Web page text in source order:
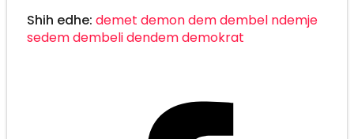
Shih edhe: demet demondemdembel ndemje
sedemdembelidendemdemokrat